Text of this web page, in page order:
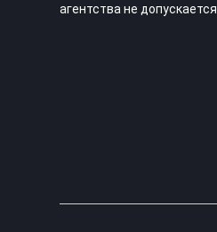
агентства не допускается.